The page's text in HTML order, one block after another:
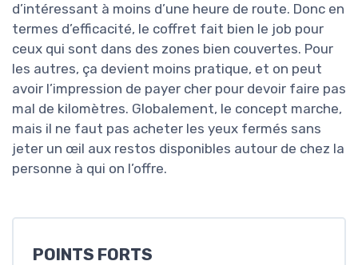
d’intéressant à moins d’une heure de route. Donc en
termes d’efficacité, le coffret fait bien le job pour
ceux qui sont dans des zones bien couvertes. Pour
les autres, ça devient moins pratique, et on peut
avoir l’impression de payer cher pour devoir faire pas
mal de kilomètres. Globalement, le concept marche,
mais il ne faut pas acheter les yeux fermés sans
jeter un œil aux restos disponibles autour de chez la
personne à qui on l’offre.
POINTS FORTS